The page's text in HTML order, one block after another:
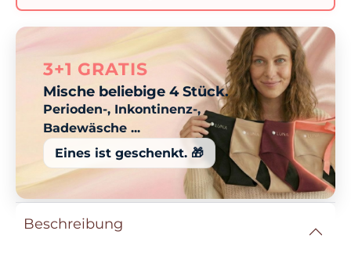
3+1 GRATIS
Mische beliebige 4 Stück.
Perioden-, Inkontinenz-,
Badewäsche ...
Eines ist geschenkt. 🎁
Beschreibung